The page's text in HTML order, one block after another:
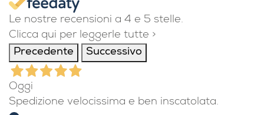
Le nostre recensioni a 4 e 5 stelle.
Clicca qui per leggerle tutte >
Precedente
Successivo
Oggi
Spedizione velocissima e ben inscatolata.